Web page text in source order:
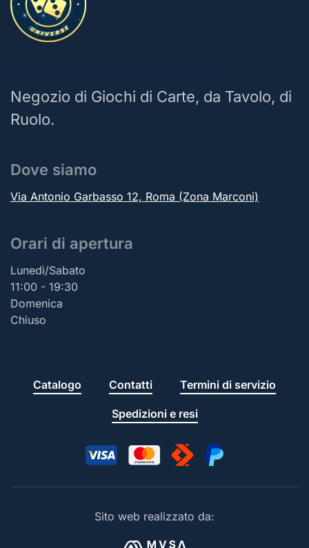
Negozio di Giochi di Carte, da Tavolo, di
Ruolo.
Dove siamo
Via Antonio Garbasso 12, Roma (Zona Marconi)
Orari di apertura
Lunedì/Sabato
11:00 - 19:30
Domenica
Chiuso
Catalogo Contatti Termini di servizio
Spedizioni e resi
Sito web realizzato da: